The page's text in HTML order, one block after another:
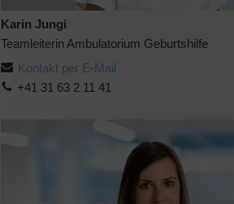
Karin Jungi
Teamleiterin Ambulatorium Geburtshilfe
Kontakt per E-Mail
+41 31 63 2 11 41